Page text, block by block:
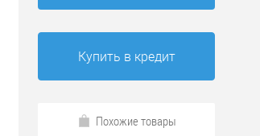
Купить в кредит
Похожие товары